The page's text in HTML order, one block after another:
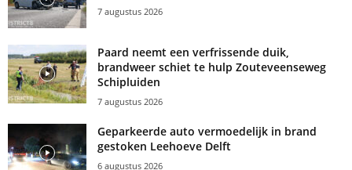
7 augustus 2026
Paard neemt een verfrissende duik,
brandweer schiet te hulp Zouteveenseweg
Schipluiden
7 augustus 2026
Geparkeerde auto vermoedelijk in brand
gestoken Leehoeve Delft
6 augustus 2026